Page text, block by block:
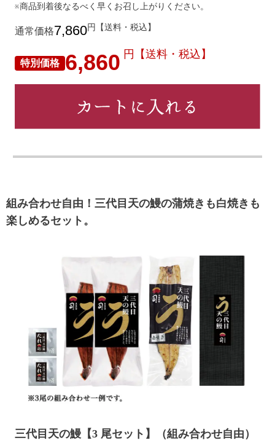
※商品到着後なるべく早くお召し上がりください。
通常価格7,860円【送料・税込】
特別価格 6,860 円【送料・税込】
組み合わせ自由！三代目天の鰻の蒲焼きも白焼きも
楽しめるセット。
三代目天の鰻【3 尾セット】（組み合わせ自由）